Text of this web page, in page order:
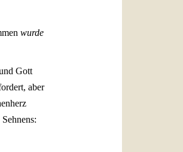
wurde
Gott
aber